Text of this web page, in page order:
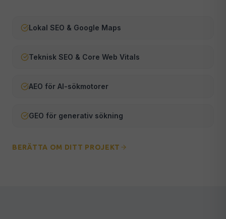
Lokal SEO & Google Maps
Teknisk SEO & Core Web Vitals
AEO för AI-sökmotorer
GEO för generativ sökning
BERÄTTA OM DITT PROJEKT